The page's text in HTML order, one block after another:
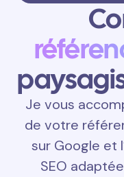
Je vous
de votre
sur Google et
SEO